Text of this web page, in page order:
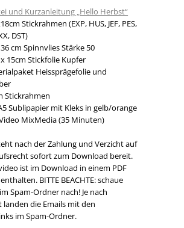
und Kurzanleitung „Hello Herbst“
Stickrahmen (EXP, HUS, JEF, PES,
DST)
cm Spinnvlies Stärke 50
15cm Stickfolie Kupfer
Heissprägefolie und
Stickrahmen
Sublipapier mit Kleks in gelb/orange
MixMedia (35 Minuten)
nach der Zahlung und Verzicht auf
sofort zum Download bereit.
ist im Download in einem PDF
BITTE BEACHTE: schaue
Spam-Ordner nach! Je nach
landen die Emails mit den
im Spam-Ordner.